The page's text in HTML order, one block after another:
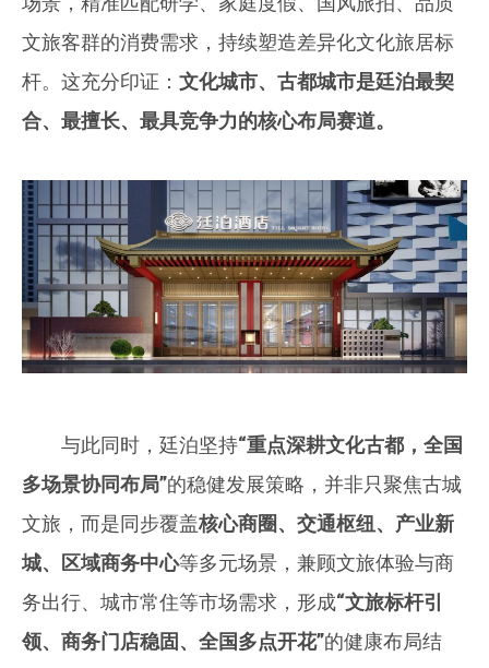
文旅客群的消费需求，持续塑造差异化文化旅居标
杆。这充分印证： 文化城市、古都城市是廷泊最契
合、最擅长、最具竞争力的核心布局赛道。
与此同时，廷泊坚持“重点深耕文化古都，全国
多场景协同布局”的稳健发展策略，并非只聚焦古城
文旅，而是同步覆盖核心商圈、交通枢纽、产业新
城、区域商务中心等多元场景，兼顾文旅体验与商
务出行、城市常住等市场需求，形成“文旅标杆引
领、商务门店稳固、全国多点开花”的健康布局结